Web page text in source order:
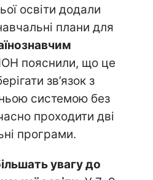
освіти додали
плани для
пояснили, що це
зв’язок з
системою без
проходити дві
програми.
увагу до